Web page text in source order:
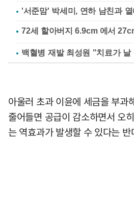
'서준맘' 박세미, 연하 남친과
백혈병 재발 최성원 "치료가 날
아울러 초과 이윤에 세금을 부과
줄어들면 공급이 감소하면서 오
는 역효과가 발생할 수 있다는